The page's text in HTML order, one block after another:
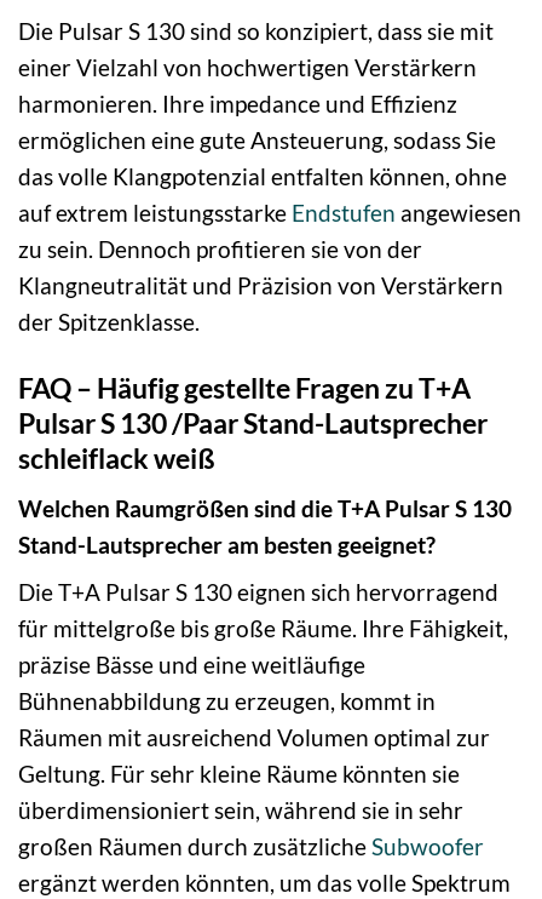
Die Pulsar S 130 sind so konzipiert, dass sie mit
einer Vielzahl von hochwertigen Verstärkern
harmonieren. Ihre impedance und Effizienz
ermöglichen eine gute Ansteuerung, sodass Sie
das volle Klangpotenzial entfalten können, ohne
auf extrem leistungsstarke Endstufen angewiesen
zu sein. Dennoch profitieren sie von der
Klangneutralität und Präzision von Verstärkern
der Spitzenklasse.
FAQ – Häufig gestellte Fragen zu T+A
Pulsar S 130 /Paar Stand-Lautsprecher
schleiflack weiß
Welchen Raumgrößen sind die T+A Pulsar S 130
Stand-Lautsprecher am besten geeignet?
Die T+A Pulsar S 130 eignen sich hervorragend
für mittelgroße bis große Räume. Ihre Fähigkeit,
präzise Bässe und eine weitläufige
Bühnenabbildung zu erzeugen, kommt in
Räumen mit ausreichend Volumen optimal zur
Geltung. Für sehr kleine Räume könnten sie
überdimensioniert sein, während sie in sehr
großen Räumen durch zusätzlicheSubwoofer
ergänzt werden könnten, um das volle Spektrum